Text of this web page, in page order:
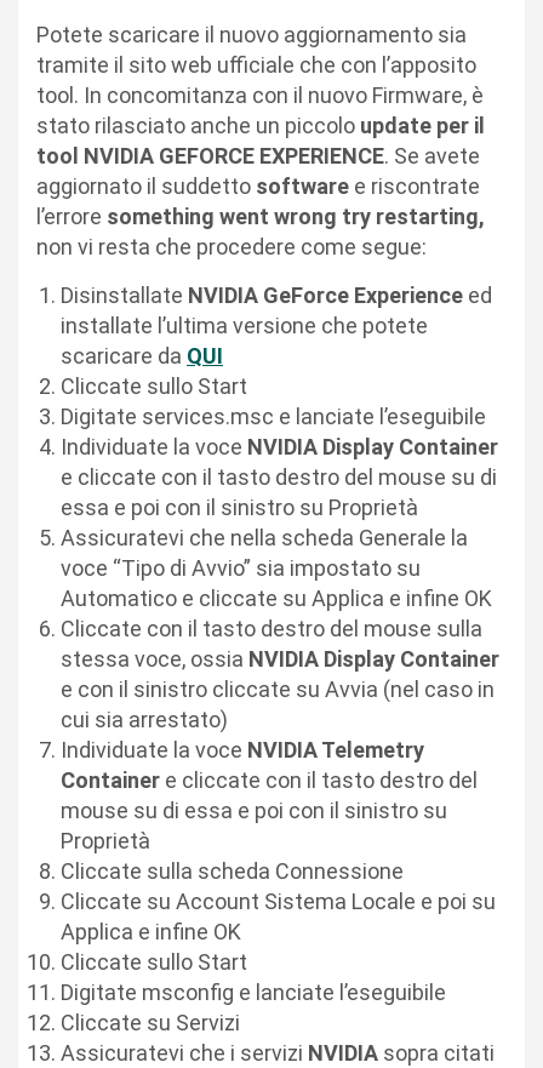
Potete scaricare il nuovo aggiornamento sia
tramite il sito web ufficiale che con l’apposito
tool. In concomitanza con il nuovo Firmware, è
stato rilasciato anche un piccolo update per il
tool NVIDIA GEFORCE EXPERIENCE. Se avete
aggiornato il suddetto software e riscontrate
l’errore something went wrong try restarting,
non vi resta che procedere come segue:
Disinstallate NVIDIA GeForce Experience ed
installate l’ultima versione che potete
scaricare da QUI
Cliccate sullo Start
Digitate services.msc e lanciate l’eseguibile
Individuate la voce NVIDIA Display Container
e cliccate con il tasto destro del mouse su di
essa e poi con il sinistro su Proprietà
Assicuratevi che nella scheda Generale la
voce “Tipo di Avvio” sia impostato su
Automatico e cliccate su Applica e infine OK
Cliccate con il tasto destro del mouse sulla
stessa voce, ossia NVIDIA Display Container
e con il sinistro cliccate su Avvia (nel caso in
cui sia arrestato)
Individuate la voce NVIDIA Telemetry
Container e cliccate con il tasto destro del
mouse su di essa e poi con il sinistro su
Proprietà
Cliccate sulla scheda Connessione
Cliccate su Account Sistema Locale e poi su
Applica e infine OK
Cliccate sullo Start
Digitate msconfig e lanciate l’eseguibile
Cliccate su Servizi
Assicuratevi che i servizi NVIDIA sopra citati